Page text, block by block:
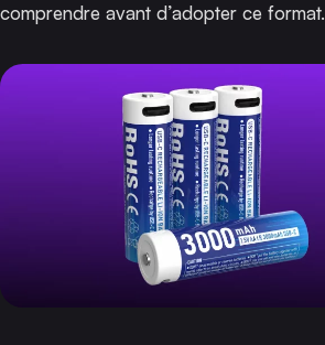
comprendre avant d’adopter ce format.